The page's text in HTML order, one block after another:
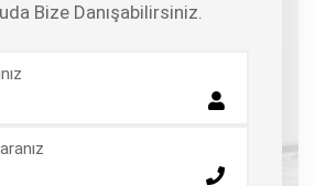
Bize Danışabilirsiniz.